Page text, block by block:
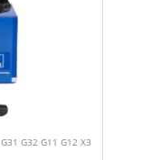
G32 G11 G12 X3